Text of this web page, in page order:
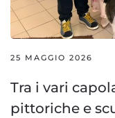
25 MAGGIO 2026
Tra i vari
pittoriche e